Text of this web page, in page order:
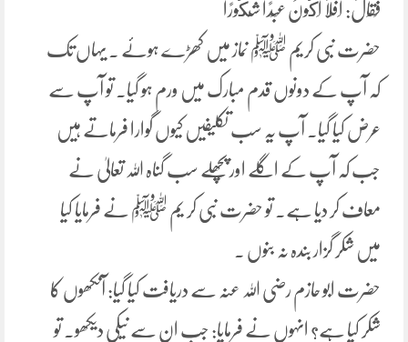
فَقَالَ: أَفَلَا أَكُونَ عَبْدًا شَكُورًا
حضرت نبی کریم ﷺ نماز میں کھڑے ہوئے ۔ یہاں تک
کہ آپ کے دونوں قدم مبارک میں ورم ہو گیا۔ تو آپ سے
عرض کیا گیا۔ آپ یہ سب تکلیفیں کیوں گوارا فرماتے ہیں
جب کہ آپ کے اگلے اور پچھلے سب گناہ اللہ تعالیٰ نے
معاف کر دیا ہے۔ تو حضرت نبی کر یم ﷺ نے فرمایا کیا
میں شکر گزار بندہ نہ بنوں ۔
حضرت ابو حازم رضی اللہ عنہ سے دریافت کیا گیا: آنکھوں کا
شکر کیا ہے؟ انہوں نے فرمایا: جب ان سے نیکی دیکھو۔ تو